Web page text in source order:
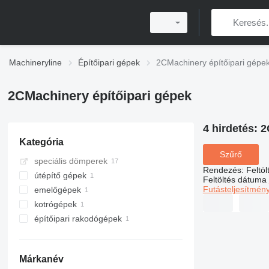
Machineryline Építőipari gépek 2CMachinery építőipari
2CMachinery építőipari gépek
Kategória
speciális dömperek
útépítő gépek
betonfűrészek
emelőgépek
függesztett hidak
kotrógépek
minikotrók
építőipari rakodógépek
Márkanév
4 hirdetés:
Szűrő
Rendezés:
Feltöltés dátuma